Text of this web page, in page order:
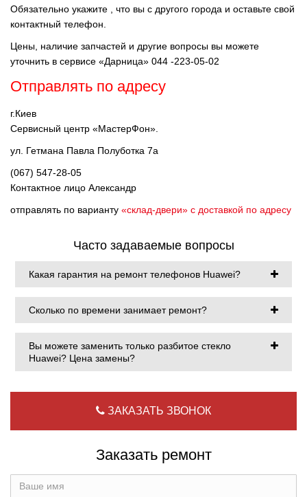
Обязательно укажите , что вы с другого города и оставьте свой
контактный телефон.
Цены, наличие запчастей и другие вопросы вы можете
уточнить в сервисе «Дарница» 044 -223-05-02
Отправлять по адресу
г.Киев
Сервисный центр «МастерФон».
ул. Гетмана Павла Полуботка 7а
(067) 547-28-05
Контактное лицо Александр
отправлять по варианту «склад-двери» с доставкой по адресу
Часто задаваемые вопросы
Какая гарантия на ремонт телефонов Huawei?
Сколько по времени занимает ремонт?
Вы можете заменить только разбитое стекло
Huawei? Цена замены?
ЗАКАЗАТЬ ЗВОНОК
Заказать ремонт